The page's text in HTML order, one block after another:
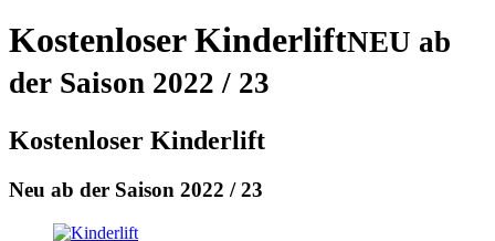
Kostenloser KinderliftNEU ab
der Saison 2022 / 23
Kostenloser Kinderlift
Neu ab der Saison 2022 / 23